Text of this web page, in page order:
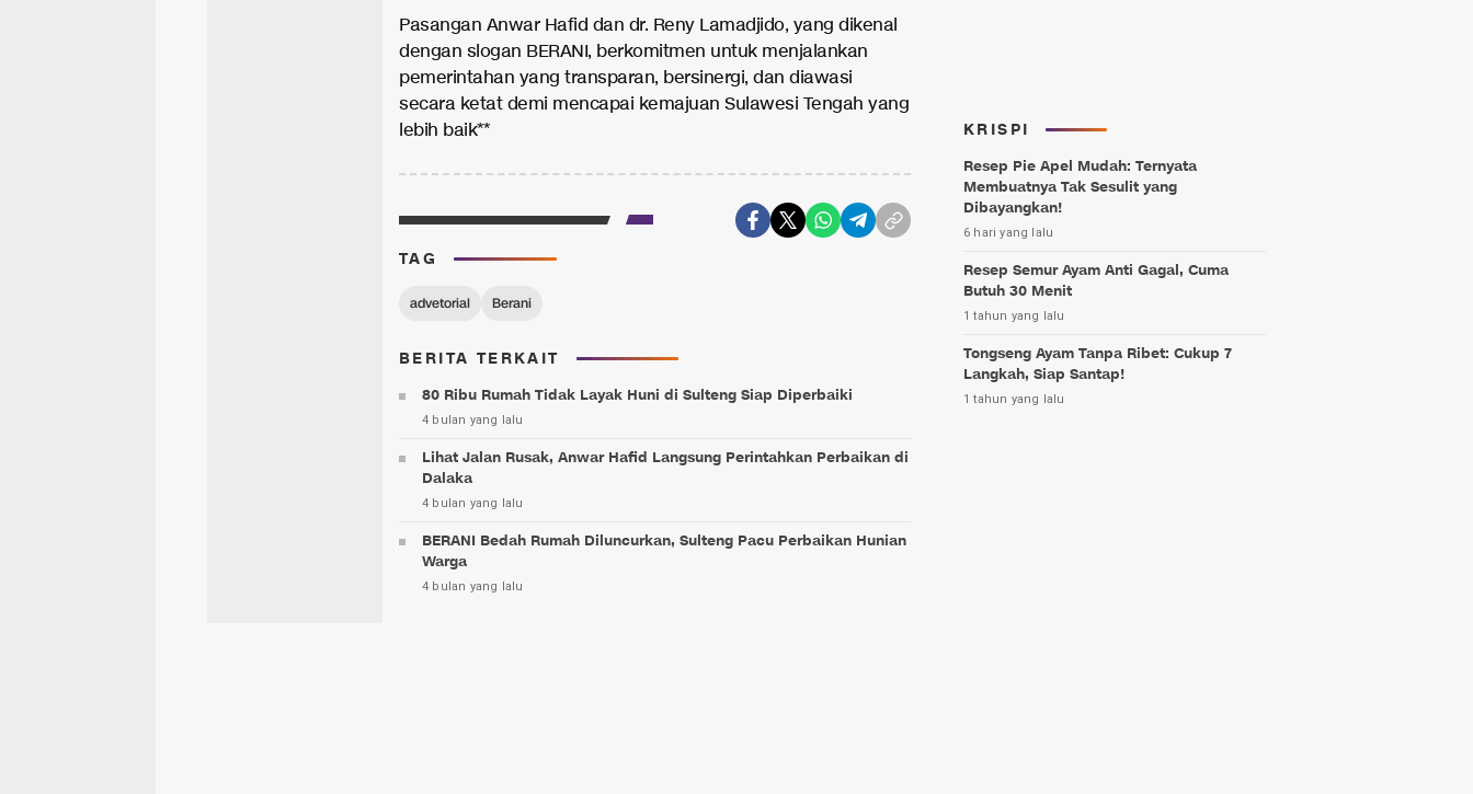
Pasangan Anwar Hafid dan dr. Reny Lamadjido, yang dikenal
dengan slogan BERANI, berkomitmen untuk menjalankan
pemerintahan yang transparan, bersinergi, dan diawasi
secara ketat demi mencapai kemajuan Sulawesi Tengah yang
lebih baik**
TAG
advetorial Berani
BERITA TERKAIT
80 Ribu Rumah Tidak Layak Huni di Sulteng Siap Diperbaiki
4 bulan yang lalu
Lihat Jalan Rusak, Anwar Hafid Langsung Perintahkan Perbaikan di
Dalaka
4 bulan yang lalu
BERANI Bedah Rumah Diluncurkan, Sulteng Pacu Perbaikan Hunian
Warga
4 bulan yang lalu
KRISPI
Resep Pie Apel Mudah: Ternyata
Membuatnya Tak Sesulit yang
Dibayangkan!
6 hari yang lalu
Resep Semur Ayam Anti Gagal, Cuma
Butuh 30 Menit
1 tahun yang lalu
Tongseng Ayam Tanpa Ribet: Cukup 7
Langkah, Siap Santap!
1 tahun yang lalu